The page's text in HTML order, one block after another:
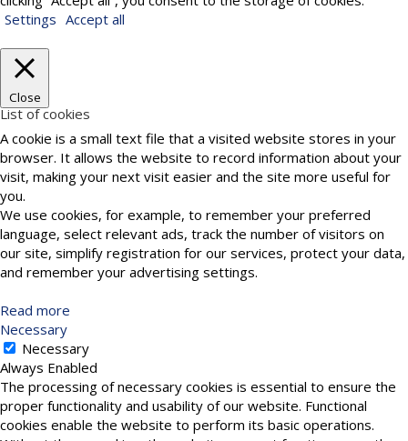
Settings Accept all
Close
List of cookies
A cookie is a small text file that a visited website stores in your
browser. It allows the website to record information about your
visit, making your next visit easier and the site more useful for
you.
We use cookies, for example, to remember your preferred
language, select relevant ads, track the number of visitors on
our site, simplify registration for our services, protect your data,
and remember your advertising settings.
Read more
Necessary
Necessary
Always Enabled
The processing of necessary cookies is essential to ensure the
proper functionality and usability of our website. Functional
cookies enable the website to perform its basic operations.